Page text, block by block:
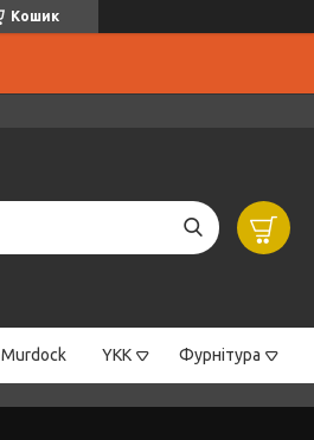
Кошик
Murdock YKK Фурнітура